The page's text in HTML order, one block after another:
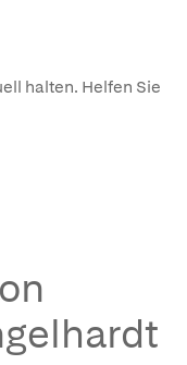
halten. Helfen Sie